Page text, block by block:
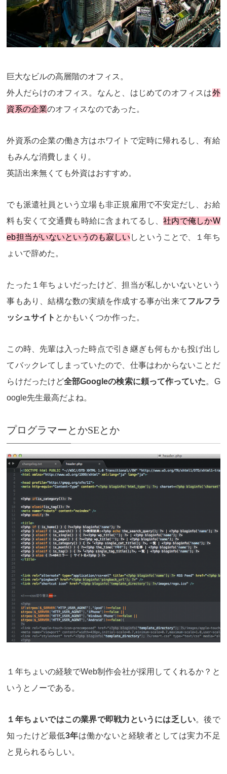
巨大なビルの高層階のオフィス。
外人だらけのオフィス。なんと、はじめてのオフィスは外
資系の企業のオフィスなのであった。
外資系の企業の働き方はホワイトで定時に帰れるし、有給
もみんな消費しまくり。
英語出来無くても外資はおすすめ。
でも派遣社員という立場も非正規雇用で不安定だし、お給
料も安くて交通費も時給に含まれてるし、社内で俺しかW
eb担当がいないというのも寂しい しということで、１年ち
ょいで辞めた。
たった１年ちょいだったけど、担当が私しかいないという
事もあり、結構な数の実績を作成する事が出来てフルフラ
ッシュサイト とかもいくつか作った。
この時、先輩は入った時点で引き継ぎも何もかも投げ出し
てバックレてしまっていたので、仕事はわからないことだ
らけだったけど全部Googleの検索に頼って作っていた。 G
oogle先生最高だよね。
プログラマーとかSEとか
１年ちょいの経験でWeb制作会社が採用してくれるか？と
いうとノーである。
１年ちょいではこの業界で即戦力というには乏しい。後で
知ったけど最低3年は働かないと経験者としては実力不足
と見られるらしい。